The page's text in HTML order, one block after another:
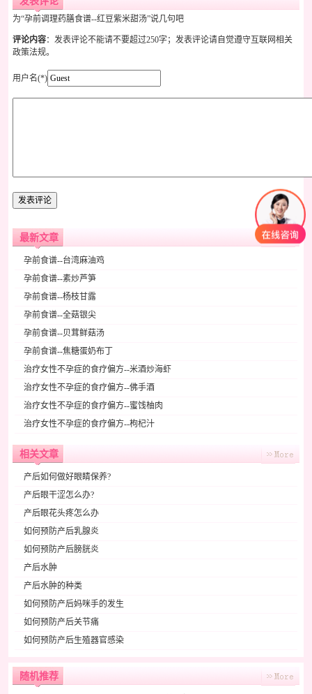
为“孕前调理药膳食谱--红豆紫米甜汤”说几句吧
评论内容：发表评论不能请不要超过250字；发表评论请自觉遵守互联网相关
政策法规。
用户名(*)
最新文章
孕前食谱--台湾麻油鸡
孕前食谱--素炒芦笋
孕前食谱--杨枝甘露
孕前食谱--全菇银尖
孕前食谱--贝茸鲜菇汤
孕前食谱--焦糖蛋奶布丁
治疗女性不孕症的食疗偏方--米酒炒海虾
治疗女性不孕症的食疗偏方--佛手酒
治疗女性不孕症的食疗偏方--蜜饯柚肉
治疗女性不孕症的食疗偏方--枸杞汁
相关文章
产后如何做好眼睛保养?
产后眼干涩怎么办?
产后眼花头疼怎么办
如何预防产后乳腺炎
如何预防产后膀胱炎
产后水肿
产后水肿的种类
如何预防产后妈咪手的发生
如何预防产后关节痛
如何预防产后生殖器官感染
随机推荐